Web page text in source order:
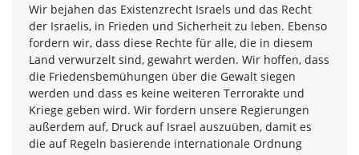
Wir bejahen das Existenzrecht Israels und das Recht
der Israelis, in Frieden und Sicherheit zu leben. Ebenso
fordern wir, dass diese Rechte für alle, die in diesem
Land verwurzelt sind, gewahrt werden. Wir hoffen, dass
die Friedensbemühungen über die Gewalt siegen
werden und dass es keine weiteren Terrorakte und
Kriege geben wird. Wir fordern unsere Regierungen
außerdem auf, Druck auf Israel auszuüben, damit es
die auf Regeln basierende internationale Ordnung